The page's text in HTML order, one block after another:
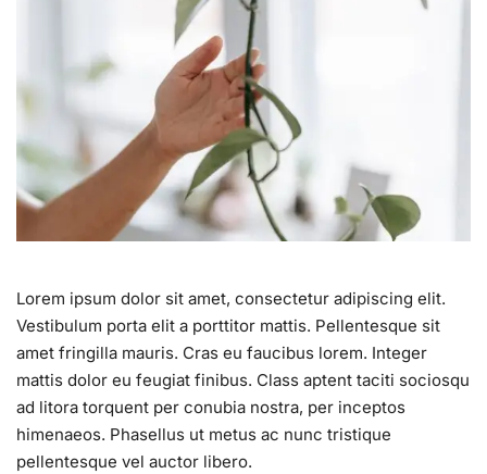
Lorem ipsum dolor sit amet, consectetur adipiscing elit.
Vestibulum porta elit a porttitor mattis. Pellentesque sit
amet fringilla mauris. Cras eu faucibus lorem. Integer
mattis dolor eu feugiat finibus. Class aptent taciti sociosqu
ad litora torquent per conubia nostra, per inceptos
himenaeos. Phasellus ut metus ac nunc tristique
pellentesque vel auctor libero.